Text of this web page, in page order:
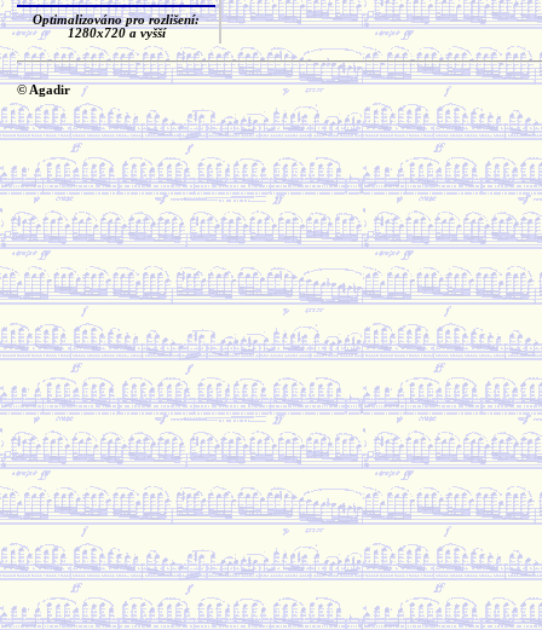
Optimalizováno pro rozlišení:
1280x720 a vyšší
© Agadir